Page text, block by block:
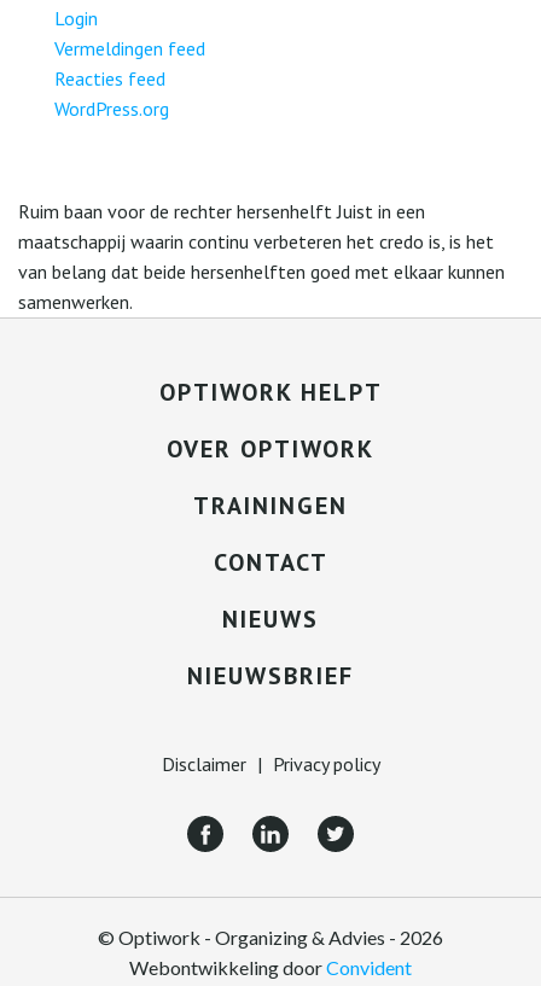
Login
Vermeldingen feed
Reacties feed
WordPress.org
Ruim baan voor de rechter hersenhelft Juist in een
maatschappij waarin continu verbeteren het credo is, is het
van belang dat beide hersenhelften goed met elkaar kunnen
samenwerken.
OPTIWORK HELPT
OVER OPTIWORK
TRAININGEN
CONTACT
NIEUWS
NIEUWSBRIEF
Disclaimer | Privacy policy
© Optiwork - Organizing & Advies - 2026
Webontwikkeling doorConvident